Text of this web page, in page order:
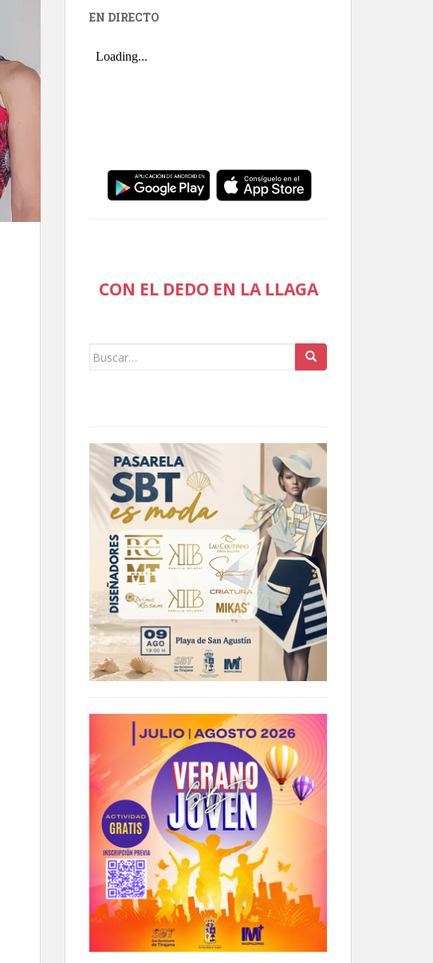
EN DIRECTO
CON EL DEDO EN LA LLAGA
Buscar: